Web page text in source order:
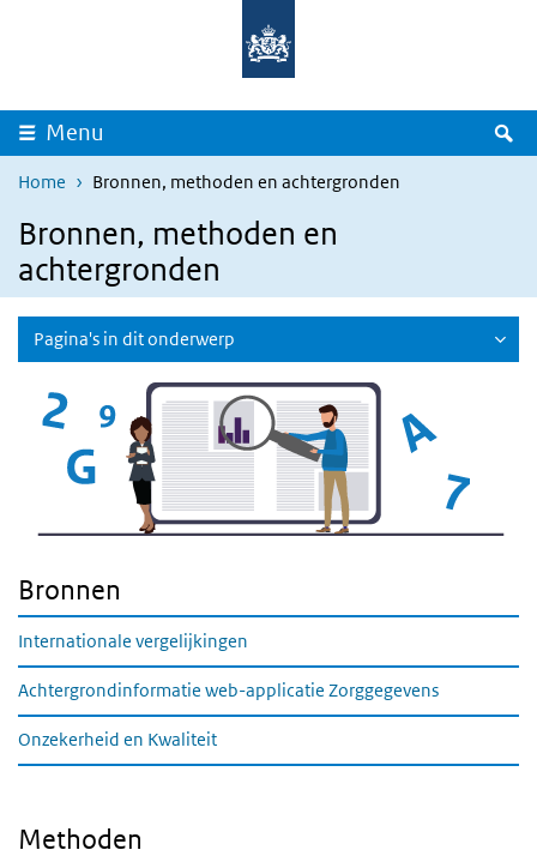
Overslaan en naar de inhoud gaan
Menu
Home Bronnen, methoden en achtergronden
Bronnen, methoden en
achtergronden
Pagina's in dit onderwerp
Bronnen
Internationale vergelijkingen
Achtergrondinformatie web-applicatie Zorggegevens
Onzekerheid en Kwaliteit
Methoden